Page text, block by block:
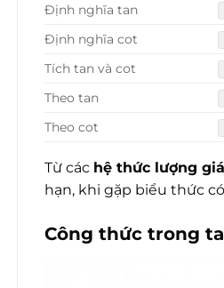
Định nghĩa tan
Định nghĩa cot
Tích tan và cot
Theo tan
Theo cot
Từ các hệ thức lượng
hạn, khi gặp biểu thức
Công thức trong